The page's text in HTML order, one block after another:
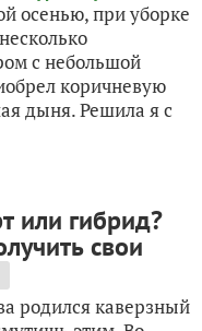
осенью, при уборке
с небольшой
коричневую
дыня. Решила я с
или гибрид?
свои
родился каверзный